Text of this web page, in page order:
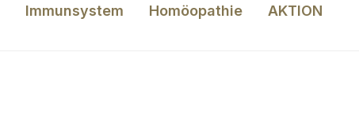
Immunsystem Homöopathie AKTION